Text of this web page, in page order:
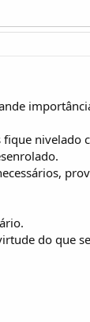
nivelado
do que